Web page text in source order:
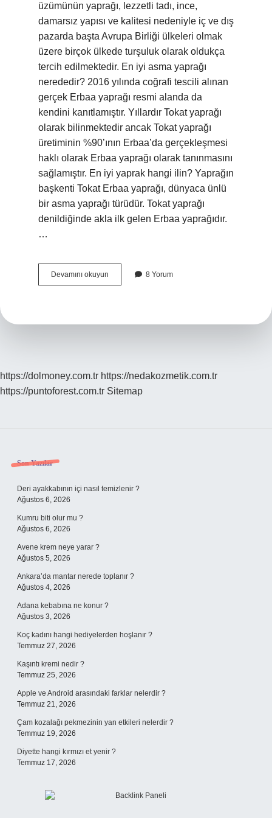
üzümünün yaprağı, lezzetli tadı, ince,
damarsız yapısı ve kalitesi nedeniyle iç ve dış
pazarda başta Avrupa Birliği ülkeleri olmak
üzere birçok ülkede turşuluk olarak oldukça
tercih edilmektedir. En iyi asma yaprağı
nerededir? 2016 yılında coğrafi tescili alınan
gerçek Erbaa yaprağı resmi alanda da
kendini kanıtlamıştır. Yıllardır Tokat yaprağı
olarak bilinmektedir ancak Tokat yaprağı
üretiminin %90’ının Erbaa’da gerçekleşmesi
haklı olarak Erbaa yaprağı olarak tanınmasını
sağlamıştır. En iyi yaprak hangi ilin? Yaprağın
başkenti Tokat Erbaa yaprağı, dünyaca ünlü
bir asma yaprağı türüdür. Tokat yaprağı
denildiğinde akla ilk gelen Erbaa yaprağıdır.
…
Devamını okuyun
Iyi
8 Yorum
https://dolmoney.com.tr https://nedakozmetik.com.tr
https://puntoforest.com.tr Sitemap
Sidebar
Son Yazılar
Deri ayakkabının içi nasıl temizlenir ?
Ağustos 6, 2026
Kumru biti olur mu ?
Ağustos 6, 2026
Avene krem neye yarar ?
Ağustos 5, 2026
Ankara’da mantar nerede toplanır ?
Ağustos 4, 2026
Adana kebabına ne konur ?
Ağustos 3, 2026
Koç kadını hangi hediyelerden hoşlanır ?
Temmuz 27, 2026
Kaşıntı kremi nedir ?
Temmuz 25, 2026
Apple ve Android arasındaki farklar nelerdir ?
Temmuz 21, 2026
Çam kozalağı pekmezinin yan etkileri nelerdir ?
Temmuz 19, 2026
Diyette hangi kırmızı et yenir ?
Temmuz 17, 2026